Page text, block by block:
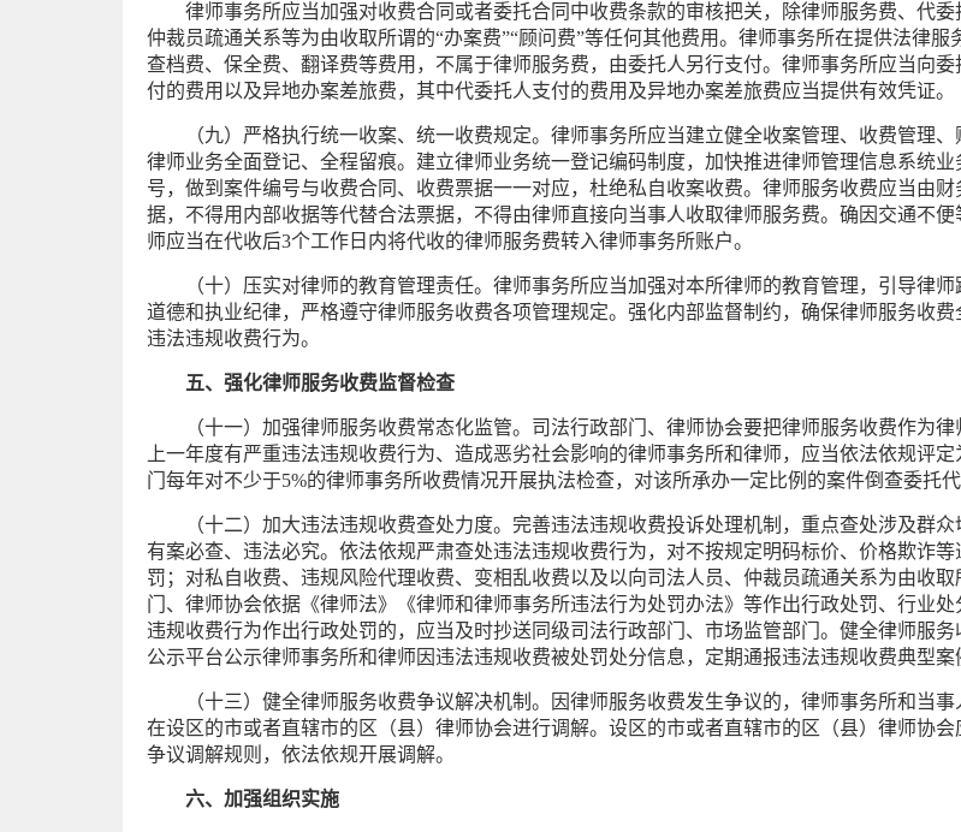
律师事务所应当加强对收费合同或者委托合同中收费条款的审核把关，除律师服务费、代
仲裁员疏通关系等为由收取所谓的“办案费”“顾问费”等任何其他费用。律师事务所在提供法律
查档费、保全费、翻译费等费用，不属于律师服务费，由委托人另行支付。律师事务所应当向
付的费用以及异地办案差旅费，其中代委托人支付的费用及异地办案差旅费应当提供有效凭证。
（九）严格执行统一收案、统一收费规定。律师事务所应当建立健全收案管理、收费管理
律师业务全面登记、全程留痕。建立律师业务统一登记编码制度，加快推进律师管理信息系统
号，做到案件编号与收费合同、收费票据一一对应，杜绝私自收案收费。律师服务收费应当由
据，不得用内部收据等代替合法票据，不得由律师直接向当事人收取律师服务费。确因交通不
师应当在代收后3个工作日内将代收的律师服务费转入律师事务所账户。
（十）压实对律师的教育管理责任。律师事务所应当加强对本所律师的教育管理，引导律
道德和执业纪律，严格遵守律师服务收费各项管理规定。强化内部监督制约，确保律师服务收
违法违规收费行为。
五、强化律师服务收费监督检查
（十一）加强律师服务收费常态化监管。司法行政部门、律师协会要把律师服务收费作为
上一年度有严重违法违规收费行为、造成恶劣社会影响的律师事务所和律师，应当依法依规评
门每年对不少于5%的律师事务所收费情况开展执法检查，对该所承办一定比例的案件倒查委托
（十二）加大违法违规收费查处力度。完善违法违规收费投诉处理机制，重点查处涉及群
有案必查、违法必究。依法依规严肃查处违法违规收费行为，对不按规定明码标价、价格欺诈
罚；对私自收费、违规风险代理收费、变相乱收费以及以向司法人员、仲裁员疏通关系为由收
门、律师协会依据《律师法》《律师和律师事务所违法行为处罚办法》等作出行政处罚、行业
违规收费行为作出行政处罚的，应当及时抄送同级司法行政部门、市场监管部门。健全律师服
公示平台公示律师事务所和律师因违法违规收费被处罚处分信息，定期通报违法违规收费典型案
（十三）健全律师服务收费争议解决机制。因律师服务收费发生争议的，律师事务所和当
在设区的市或者直辖市的区（县）律师协会进行调解。设区的市或者直辖市的区（县）律师协
争议调解规则，依法依规开展调解。
六、加强组织实施